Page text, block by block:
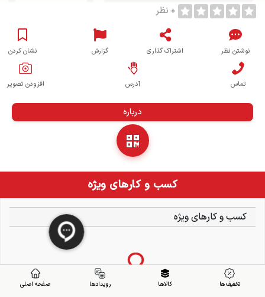
0 نظر
نوشتن نظر اشتراک گذاری گزارش نشان کردن
تماس آدرس افزودن تصویر
درباره
کسب و کارهای ویژه
کسب و کارهای ویژه
تخفیف ها کالاها رویدادها صفحه اصلی